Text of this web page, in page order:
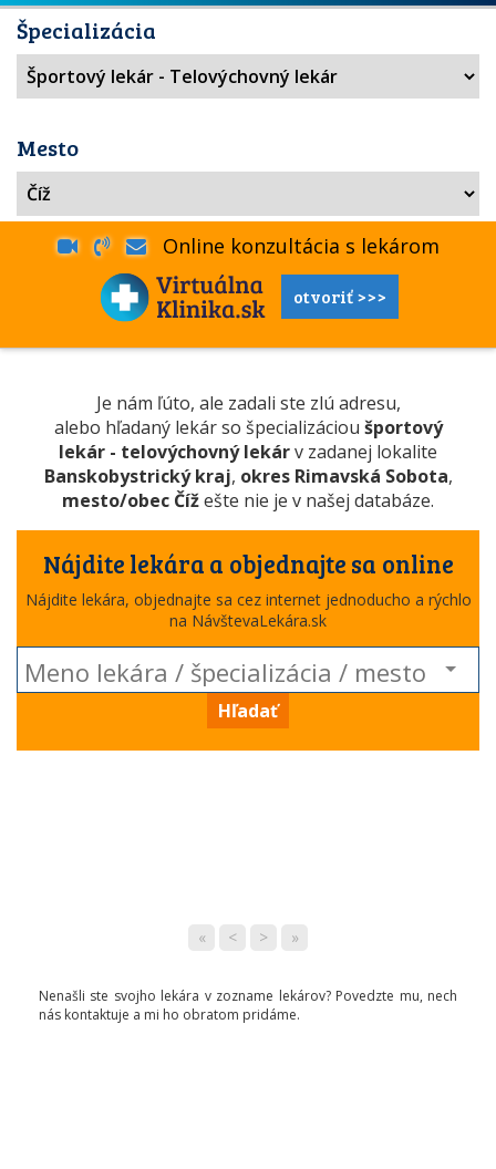
Špecializácia
Mesto
Online konzultácia s lekárom
otvoriť >>>
Je nám ľúto, ale zadali ste zlú adresu,
alebo hľadaný lekár so špecializáciou športový
lekár - telovýchovný lekárv zadanej lokalite
Banskobystrický kraj, okres Rimavská Sobota,
mesto/obec Čížešte nie je v našej databáze.
Nájdite lekára a objednajte sa online
Nájdite lekára, objednajte sa cez internet jednoducho a rýchlo
na NávštevaLekára.sk
Hľadať
« < > »
Nenašli ste svojho lekára v zozname lekárov? Povedzte mu, nech
nás kontaktuje a mi ho obratom pridáme.